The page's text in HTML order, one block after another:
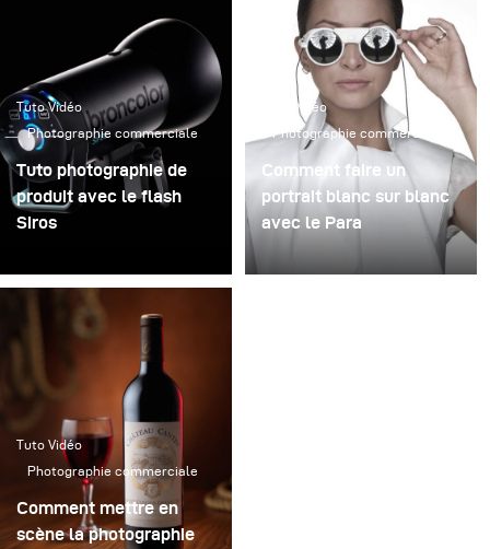
Tuto Vidéo
Photographie commerciale
Tuto photographie de
produit avec le flash
Siros
Tuto Vidéo
Photographie commerciale
Comment faire un
portrait blanc sur blanc
avec le Para
Découvrez une façon
Tuto Vidéo
Photographie commerciale
Comment mettre en
scène la photographie